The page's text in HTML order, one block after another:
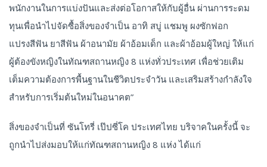
พนักงานในการแบ่งปันและส่งต่อโอกาสให้กับผู้อื่น ผ่านการระดม
ทุนเพื่อนำไปจัดซื้อสิ่งของจำเป็น อาทิ สบู่ แชมพู ผงซักฟอก
แปรงสีฟัน ยาสีฟัน ผ้าอนามัย ผ้าอ้อมเด็ก และผ้าอ้อมผู้ใหญ่ ให้แก่
ผู้ต้องขังหญิงในทัณฑสถานหญิง 8 แห่งทั่วประเทศ เพื่อช่วยเติม
เต็มความต้องการพื้นฐานในชีวิตประจำวัน และเสริมสร้างกำลังใจ
สำหรับการเริ่มต้นใหม่ในอนาคต”
สิ่งของจำเป็นที่ ซันโทรี่ เป๊ปซี่โค ประเทศไทย บริจาคในครั้งนี้ จะ
ถูกนำไปส่งมอบให้แก่ทัณฑสถานหญิง 8 แห่ง ได้แก่